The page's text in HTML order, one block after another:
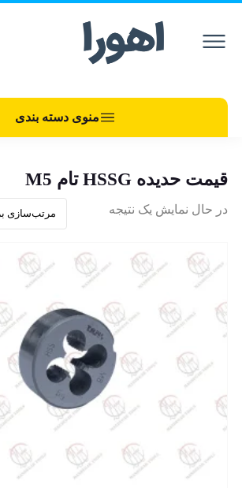
منوی دسته بندی
قیمت حدیده HSSG تام M5
در حال نمایش یک نتیجه